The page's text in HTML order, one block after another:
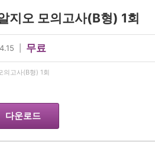
지오 모의고사(B형) 1회
| 무료
의고사(B형) 1회
다운로드